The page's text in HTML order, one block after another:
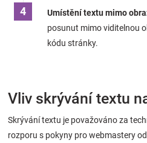
Hračkářství
Přihlášení
Umístění textu mimo
posunut mimo viditelnou
kódu stránky.
Vliv skrývání textu
Skrývání textu je považováno za
rozporu s pokyny pro webmastery